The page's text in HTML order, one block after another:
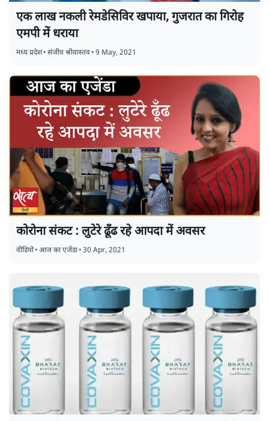
एक लाख नकली रेमडेसिविर खपाया, गुजरात का गिरोह
एमपी में धराया
मध्य प्रदेश•संजीव श्रीवास्तव•9 May, 2021
कोरोना संकट : लुटेरे ढूँढ रहे आपदा में अवसर
वीडियो•आज का एजेंडा•30 Apr, 2021